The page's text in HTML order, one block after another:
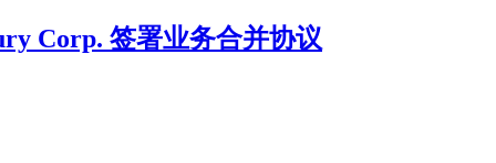
Corp. 签署业务合并协议